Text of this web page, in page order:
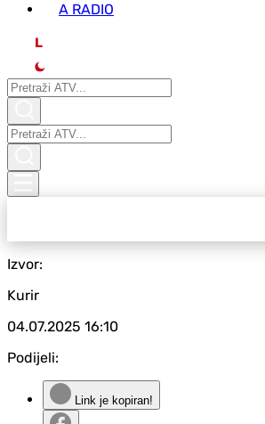
A RADIO
L
Izvor:
Kurir
04.07.2025 16:10
Podijeli:
Link je kopiran!